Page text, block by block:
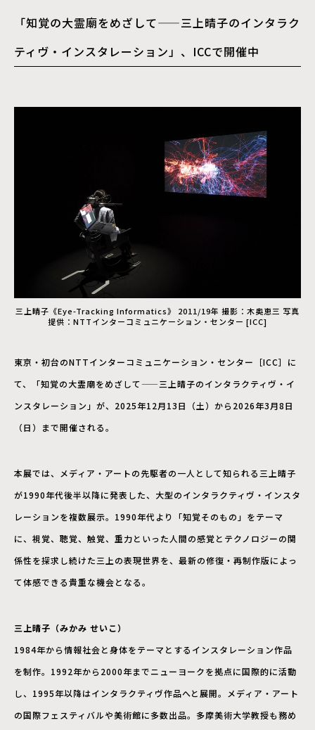
「知覚の大霊廟をめざして——三上晴子のインタラク
ティヴ・インスタレーション」、ICCで開催中
三上晴子《Eye-Tracking Informatics》 2011/19年 撮影：木奥恵三 写真
提供：NTTインターコミュニケーション・センター [ICC]
東京・初台のNTTインターコミュニケーション・センター［ICC］に
て、「知覚の大霊廟をめざして——三上晴子のインタラクティヴ・イ
ンスタレーション」が、2025年12月13日（土）から2026年3月8日
（日）まで開催される。
本展では、メディア・アートの先駆者の一人として知られる三上晴子
が1990年代後半以降に発表した、大型のインタラクティヴ・インスタ
レーションを複数展示。1990年代より「知覚そのもの」をテーマ
に、視覚、聴覚、触覚、重力といった人間の感覚とテクノロジーの関
係性を探求し続けた三上の表現世界を、最新の修復・再制作版によっ
て体感できる貴重な機会となる。
三上晴子（みかみ せいこ）
1984年から情報社会と身体をテーマとするインスタレーション作品
を制作。1992年から2000年までニューヨークを拠点に国際的に活動
し、1995年以降はインタラクティヴ作品へと展開。メディア・アート
の国際フェスティバルや美術館に多数出品。多摩美術大学教授も務め